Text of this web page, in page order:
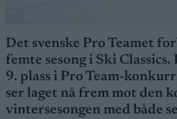
Det svenske Pro Teamet
femte sesong i Ski
9. plass i Pro Team-
ser laget nå frem mot den
vintersesongen med både